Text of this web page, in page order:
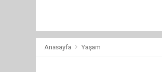
Anasayfa Yaşam